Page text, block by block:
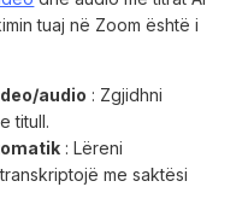
tuaj në Zoom është i
audio : Zgjidhni
titull.
: Lëreni
me saktësi